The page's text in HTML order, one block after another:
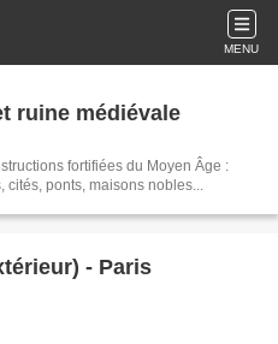
MENU
ruine médiévale
fortifiées du Moyen Âge :
cités, ponts, maisons nobles...
- Paris